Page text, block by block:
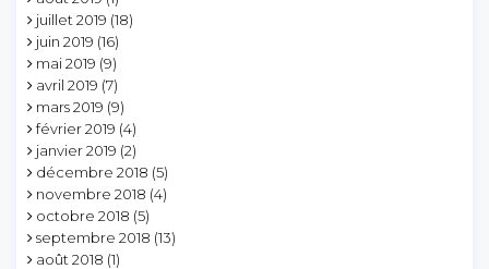
juillet 2019 (18)
juin 2019 (16)
mai 2019 (9)
avril 2019 (7)
mars 2019 (9)
février 2019 (4)
janvier 2019 (2)
décembre 2018 (5)
novembre 2018 (4)
octobre 2018 (5)
septembre 2018 (13)
août 2018 (1)